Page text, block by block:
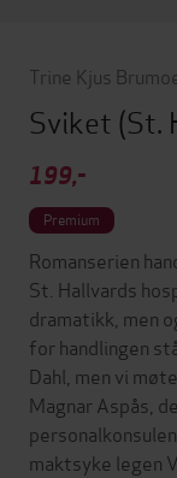
Trine Kjus
Sviket (St.
199,-
Premium
Romanserien
St. Hallvards
dramatikk, men
for handlingen
Dahl, men vi
Magnar Aspås,
maktsyke legen